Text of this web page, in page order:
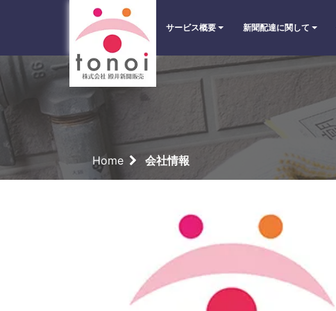
サービス概要 新聞配達に関して
Home 会社情報